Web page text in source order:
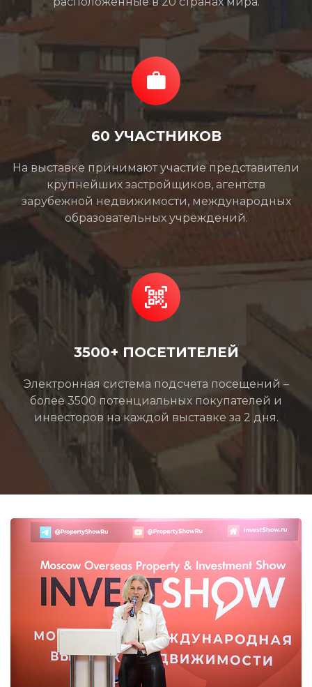
60 УЧАСТНИКОВ
На выставке принимают участие представители
крупнейших застройщиков, агентств
зарубежной недвижимости, международных
образовательных учреждений.
3500+ ПОСЕТИТЕЛЕЙ
Электронная система подсчета посещений –
более 3500 потенциальных покупателей и
инвесторов на каждой выставке за 2 дня.